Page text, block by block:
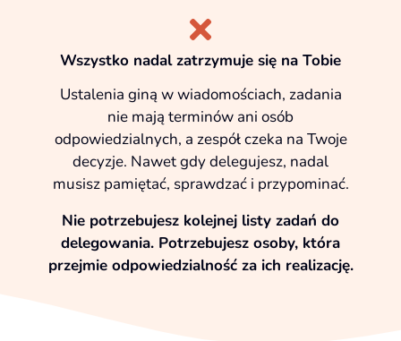
Wszystko nadal zatrzymuje się na Tobie
Ustalenia giną w wiadomościach, zadania
nie mają terminów ani osób
odpowiedzialnych, a zespół czeka na Twoje
decyzje. Nawet gdy delegujesz, nadal
musisz pamiętać, sprawdzać i przypominać.
Nie potrzebujesz kolejnej listy zadań do
delegowania. Potrzebujesz osoby, która
przejmie odpowiedzialność za ich realizację.